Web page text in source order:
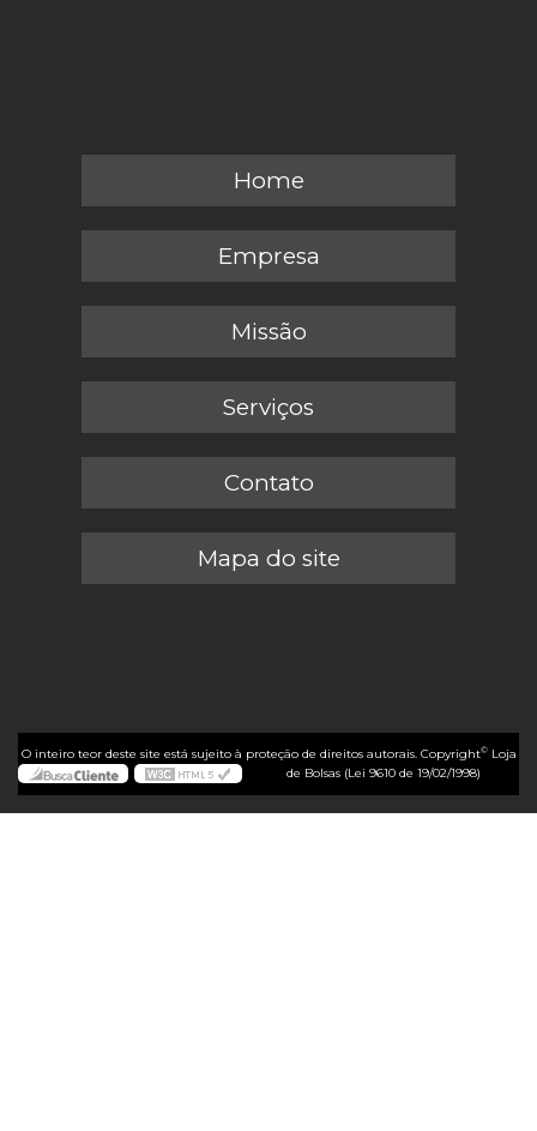
Home
Empresa
Missão
Serviços
Contato
Mapa do site
O inteiro teor deste site está sujeito à proteção de direitos autorais. Copyright©Loja
de Bolsas (Lei 9610 de 19/02/1998)